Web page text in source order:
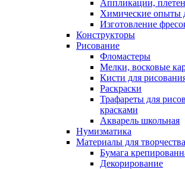
Аппликации,
Химические опыты
Изготовление
Конструкторы
Рисование
Фломастеры
Мелки, восковые
Кисти для
Раскраски
Трафареты для
красками
Акварель школьная
Нумизматика
Материалы для творчества
Бумага
Декорирование